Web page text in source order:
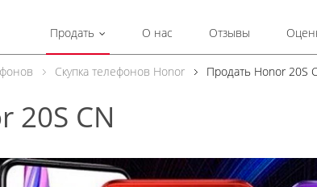
Продать О нас Отзывы
Скупка телефонов Honor Продать Honor 20S
20S CN